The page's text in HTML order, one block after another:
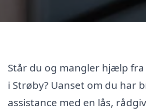
Står du og mangler hjælp fra
i Strøby? Uanset om du har
assistance med en lås,